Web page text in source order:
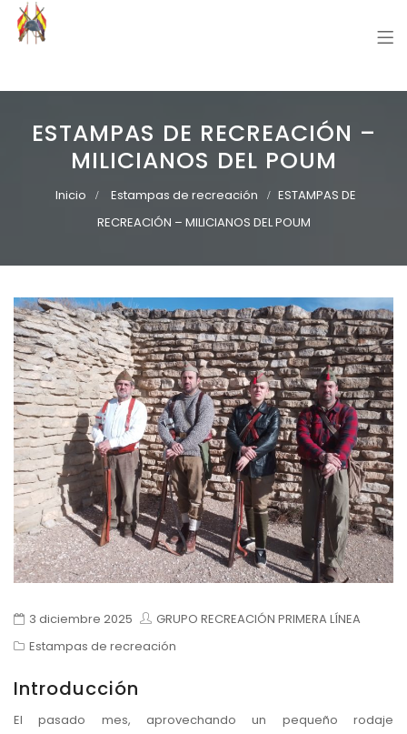
ESTAMPAS DE RECREACIÓN –
MILICIANOS DEL POUM
Inicio Estampas de recreación
ESTAMPAS DE
RECREACIÓN – MILICIANOS DEL POUM
3 diciembre 2025
GRUPO RECREACIÓN PRIMERA LÍNEA
Estampas de recreación
Introducción
El pasado mes, aprovechando un pequeño rodaje